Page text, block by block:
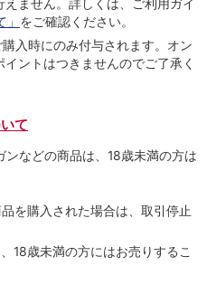
ません。詳しくは、ご利⽤ガイ
をご確認ください。
⼊時にのみ付与されます。オン
ントはつきませんのでご了承く
て
などの商品は、18歳未満の方は
を購入された場合は、取引停止
18歳未満の方にはお売りするこ